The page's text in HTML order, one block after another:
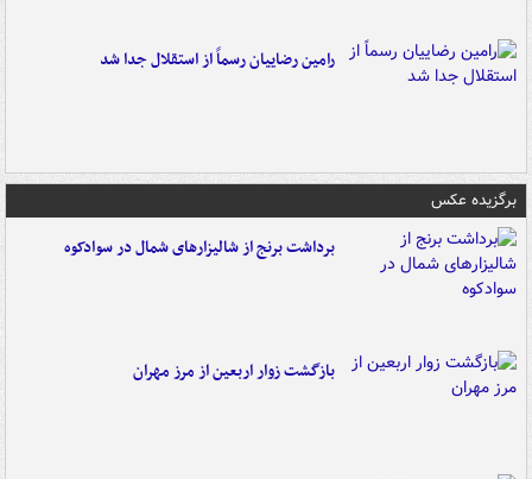
رامین رضاییان رسماً از استقلال جدا شد
برگزیده عکس
برداشت برنج از شالیزارهای شمال در سوادکوه
بازگشت زوار اربعین از مرز مهران